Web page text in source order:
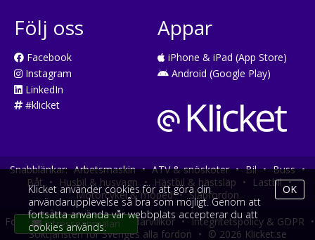
Följ oss
Facebook
Instagram
LinkedIn
#klicket
Appar
iPhone & iPad (App Store)
Android (Google Play)
Snabblänkar: Arbetsmaskin • ATV & snöskoter • Bil • Buss •
Båt • Husbil & husvagn • Hästbil & hästsläp • Lastbil •
Motorcykel & moped • Släpfordon
Fordonsköp online • Användarvillkor • Integritetspolicy & GDPR •
Söktjänsten för Sveriges alla fordon • © 2026 Klicket.se
Klicket använder cookies för att göra din
användarupplevelse så bra som möjligt. Genom att
fortsätta använda vår webbplats accepterar du att
cookies används.
OK